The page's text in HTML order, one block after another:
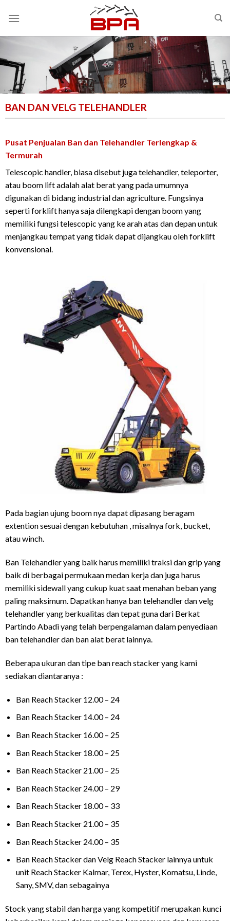
BAN DAN VELG TELEHANDLER
Pusat Penjualan Ban dan Telehandler Terlengkap &
Termurah
Telescopic handler, biasa disebut juga telehandler, teleporter,
atau boom lift adalah alat berat yang pada umumnya
digunakan di bidang industrial dan agriculture. Fungsinya
seperti forklift hanya saja dilengkapi dengan boom yang
memiliki fungsi telescopic yang ke arah atas dan depan untuk
menjangkau tempat yang tidak dapat dijangkau oleh forklift
konvensional.
Pada bagian ujung boom nya dapat dipasang beragam
extention sesuai dengan kebutuhan , misalnya fork, bucket,
atau winch.
Ban Telehandler yang baik harus memiliki traksi dan grip yang
baik di berbagai permukaan medan kerja dan juga harus
memiliki sidewall yang cukup kuat saat menahan beban yang
paling maksimum. Dapatkan hanya ban telehandler dan velg
telehandler yang berkualitas dan tepat guna dari Berkat
Partindo Abadi yang telah berpengalaman dalam penyediaan
ban telehandler dan ban alat berat lainnya.
Beberapa ukuran dan tipe ban reach stacker yang kami
sediakan diantaranya :
Ban Reach Stacker 12.00 – 24
Ban Reach Stacker 14.00 – 24
Ban Reach Stacker 16.00 – 25
Ban Reach Stacker 18.00 – 25
Ban Reach Stacker 21.00 – 25
Ban Reach Stacker 24.00 – 29
Ban Reach Stacker 18.00 – 33
Ban Reach Stacker 21.00 – 35
Ban Reach Stacker 24.00 – 35
Ban Reach Stacker dan Velg Reach Stacker lainnya untuk
unit Reach Stacker Kalmar, Terex, Hyster, Komatsu, Linde,
Sany, SMV, dan sebagainya
Stock yang stabil dan harga yang kompetitif merupakan kunci